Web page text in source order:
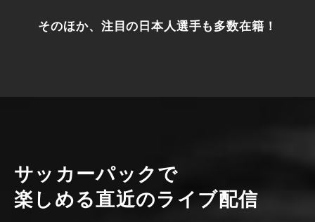
リヴァプール v ASモナコ
・8/15(土) 23:00
トッテナム・ホットスパー v ホッフェンハイム
日の前日）まで視聴可能です。
そのほか、注目の日本人選手も多数在籍！
サッカーパックで
楽しめる直近のライブ配信